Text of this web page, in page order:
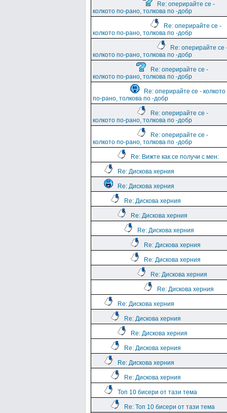
Re: оперирайте се -
колкото по-рано, толкова по -добр
Re: оперирайте се -
колкото по-рано, толкова по -добр
Re: оперирайте се
колкото по-рано, толкова по -добр
Re: оперирайте се -
колкото по-рано, толкова по -добр
Re: оперирайте се - колкото
по-рано, толкова по -добр
Re: оперирайте се -
колкото по-рано, толкова по -добр
Re: оперирайте се -
колкото по-рано, толкова по -добр
Re: Вижте как се получи с мен:
Re: Дискова херния
Re: Дискова херния
Re: Дискова херния
Re: Дискова херния
Re: Дискова херния
Re: Дискова херния
Re: Дискова херния
Re: Дискова херния
Re: Дискова херния
Re: Дискова херния
Re: Дискова херния
Re: Дискова херния
Re: Дискова херния
Re: Дискова херния
Re: Дискова херния
Топ 10 бисери от тази тема
Re: Топ 10 бисери от тази тема